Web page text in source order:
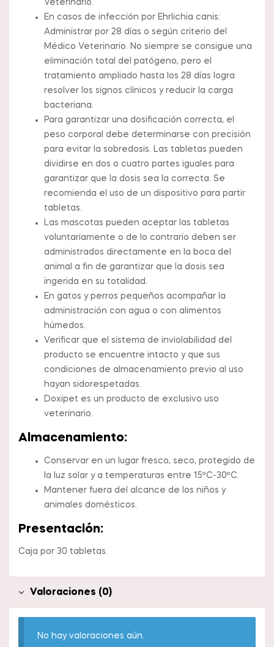
Veterinario.
En casos de infección por Ehrlichia canis:
Administrar por 28 días o según criterio del
Médico Veterinario. No siempre se consigue una
eliminación total del patógeno, pero el
tratamiento ampliado hasta los 28 días logra
resolver los signos clínicos y reducir la carga
bacteriana.
Para garantizar una dosificación correcta, el
peso corporal debe determinarse con precisión
para evitar la sobredosis. Las tabletas pueden
dividirse en dos o cuatro partes iguales para
garantizar que la dosis sea la correcta. Se
recomienda el uso de un dispositivo para partir
tabletas.
Las mascotas pueden aceptar las tabletas
voluntariamente o de lo contrario deben ser
administrados directamente en la boca del
animal a fin de garantizar que la dosis sea
ingerida en su totalidad.
En gatos y perros pequeños acompañar la
administración con agua o con alimentos
húmedos.
Verificar que el sistema de inviolabilidad del
producto se encuentre intacto y que sus
condiciones de almacenamiento previo al uso
hayan sidorespetadas.
Doxipet es un producto de exclusivo uso
veterinario.
Almacenamiento:
Conservar en un lugar fresco, seco, protegido de
la luz solar y a temperaturas entre 15ºC-30ºC.
Mantener fuera del alcance de los niños y
animales domésticos.
Presentación:
Caja por 30 tabletas.
Valoraciones (0)
No hay valoraciones aún.